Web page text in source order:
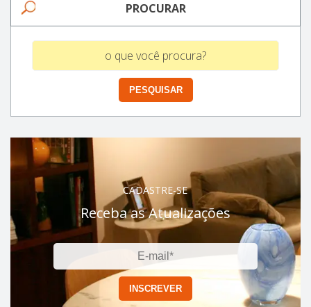
PROCURAR
CADASTRE-SE
Receba as Atualizações